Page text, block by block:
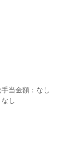
当金額：なし
し